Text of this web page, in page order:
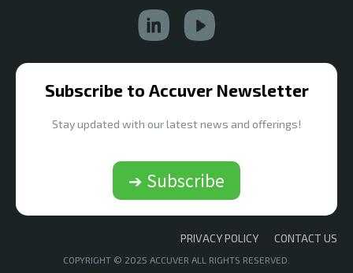
Subscribe to Accuver Newsletter
Stay updated with our latest news and offerings!
➔ Subscribe
PRIVACY POLICY CONTACT US
COPYRIGHT © 2025 ACCUVER ALL RIGHTS RESERVED.